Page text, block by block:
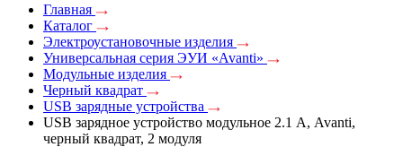
Главная
Каталог
Электроустановочные изделия
Универсальная серия ЭУИ «Avanti»
Модульные изделия
Черный квадрат
USB зарядные устройства
USB зарядное устройство модульное 2.1 А, Avanti,
черный квадрат, 2 модуля